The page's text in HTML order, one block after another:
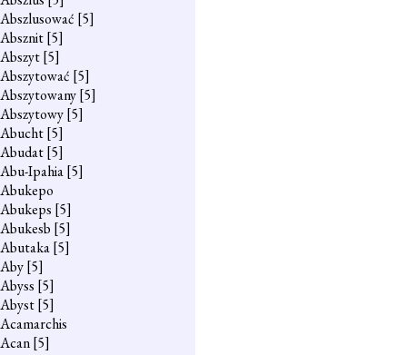
Abszlusować [5]
Absznit[5]
Abszyt[5]
Abszytować [5]
Abszytowany[5]
Abszytowy[5]
Abucht[5]
Abudat[5]
Abu-Ipahia[5]
Abukepo
Abukeps [5]
Abukesb [5]
Abutaka[5]
Aby[5]
Abyss [5]
Abyst[5]
Acamarchis
Acan[5]